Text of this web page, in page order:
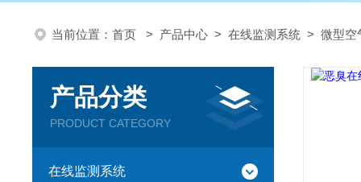
当前位置： 首页 > 产品中心 > 在线监测系统 > 微型空
产品分类
PRODUCT CATEGORY
在线监测系统